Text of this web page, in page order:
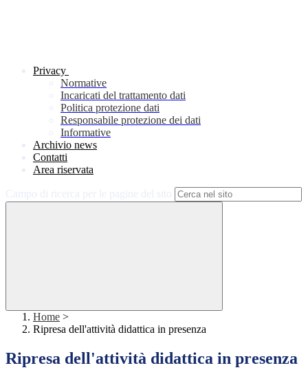
Privacy
Normative
Incaricati del trattamento dati
Politica protezione dati
Responsabile protezione dei dati
Informative
Archivio news
Contatti
Area riservata
Home >
Ripresa dell'attività didattica in presenza
Ripresa dell'attività didattica in presenza